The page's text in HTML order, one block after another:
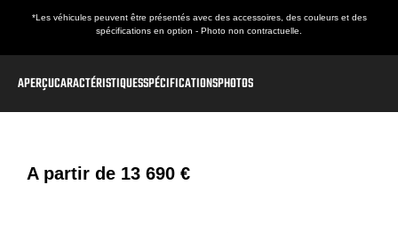
*Les véhicules peuvent être présentés avec des accessoires, des couleurs et des
spécifications en option - Photo non contractuelle.
APERÇUCARACTÉRISTIQUESSPÉCIFICATIONSPHOTOS
A partir de 13 690 €